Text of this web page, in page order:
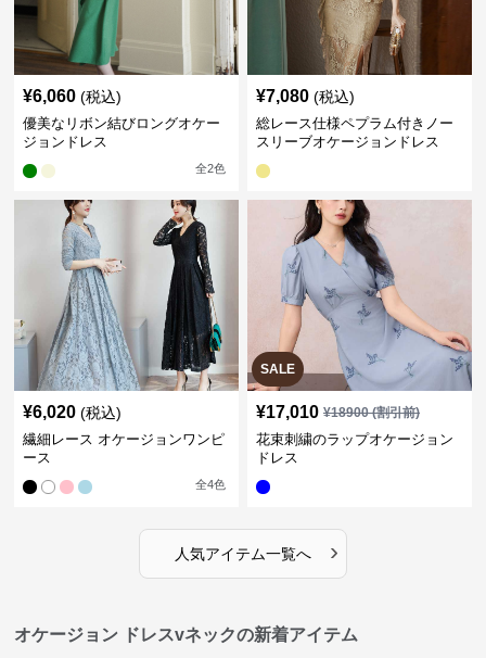
¥6,060 (税込)
優美なリボン結びロングオケー
ジョンドレス
全2色
¥7,080 (税込)
総レース仕様ペプラム付きノー
スリーブオケージョンドレス
¥6,020 (税込)
繊細レース オケージョンワンピ
ース
全4色
SALE
¥17,010 ¥18900(割引前)
花束刺繍のラップオケージョン
ドレス
人気アイテム一覧へ ›
オケージョン ドレスvネックの新着アイテム